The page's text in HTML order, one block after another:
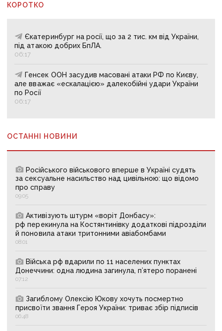
КОРОТКО
Єкатеринбург на росії, що за 2 тис. км від України,
під атакою добрих БпЛА.
06:17
Генсек ООН засудив масовані атаки РФ по Києву,
але вважає «ескалацією» далекобійні удари України
по Росії
06:17
ОСТАННІ НОВИНИ
Російського військового вперше в Україні судять
за сексуальне насильство над цивільною: що відомо
про справу
09:05
Активізують штурм «воріт Донбасу»:
рф перекинула на Костянтинівку додаткові підрозділи
й поновила атаки тритонними авіабомбами
08:01
Війська рф вдарили по 11 населених пунктах
Донеччини: одна людина загинула, п’ятеро поранені
07:12
Загиблому Олексію Юкову хочуть посмертно
присвоїти звання Героя України: триває збір підписів
06:48